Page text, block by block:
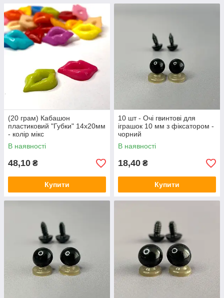
(20 грам) Кабашон
пластиковий "Губки" 14х20мм
- колір мікс
В наявності
48,10 ₴
Купити
10 шт - Очі гвинтові для
іграшок 10 мм з фіксатором -
чорний
В наявності
18,40 ₴
Купити